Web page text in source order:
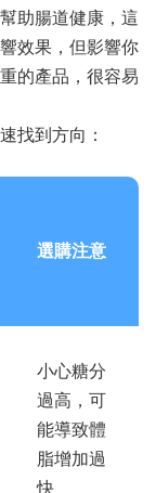
助腸道健康，這
效果，但影響你
的產品，很容易
找到方向：
選購注意
小心糖分
過高，可
能導致體
脂增加過
快